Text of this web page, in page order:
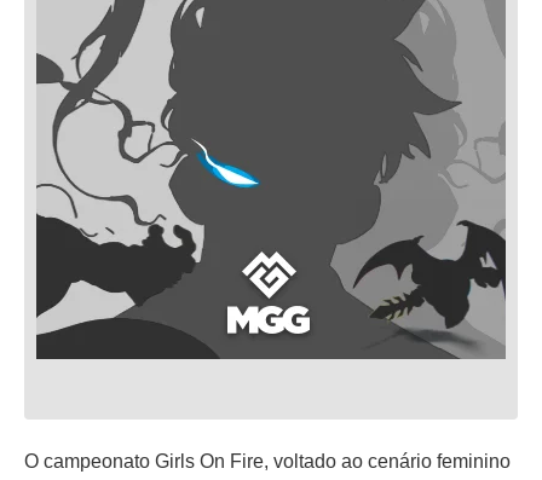
O campeonato Girls On Fire, voltado ao cenário feminino